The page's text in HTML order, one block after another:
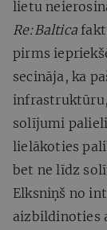
lietu
Re:Baltica
pirms
secināja, ka
solījumi
lielākoties
bet ne līdz
Elksniņš no
aizbildinoties